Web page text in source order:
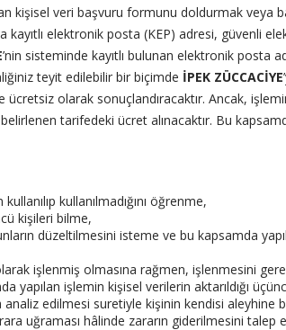
kişisel veri başvuru formunu doldurmak veya
kayıtlı elektronik posta (KEP) adresi, güvenli
’nin sisteminde kayıtlı bulunan elektronik posta
teyit edilebilir bir biçimde İPEK ZÜCCACİYE
olarak sonuçlandıracaktır. Ancak,
belirlenen tarifedeki ücret alınacaktır. Bu
kullanılmadığını öğrenme,
kişileri bilme,
düzeltilmesini isteme ve bu kapsamda
işlenmiş olmasına rağmen, işlenmesini
işlemin kişisel verilerin aktarıldığı
edilmesi suretiyle kişinin kendisi aleyhine
uğraması hâlinde zararın giderilmesini talep